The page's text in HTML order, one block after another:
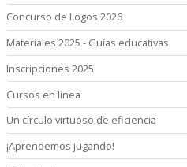
Concurso de Logos 2026
Materiales 2025 - Guías educativas
Inscripciones 2025
Cursos en linea
Un círculo virtuoso de eficiencia
¡Aprendemos jugando!